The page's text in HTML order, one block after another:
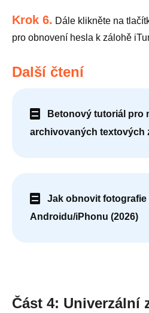
Krok 6. Dále klikněte na
pro obnovení hesla k zálohě
Další čtení
Betonový tutoriál pro
archivovaných textových
Jak obnovit fotografie
Androidu/iPhonu (2026)
Část 4: Univerzální